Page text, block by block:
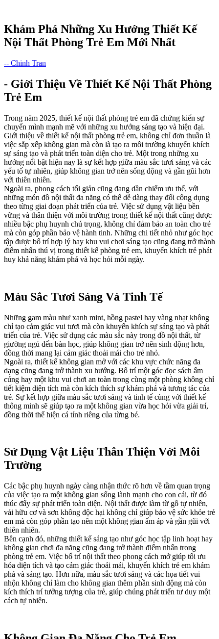
Khám Phá Những Xu Hướng Thiết Kế
Nội Thất Phòng Trẻ Em Mới Nhất
-- Chinh Tran
- Giới Thiệu Về Thiết Kế Nội Thất Phòng
Trẻ Em
Trong năm 2025, thiết kế nội thất phòng trẻ em đã chứng kiến sự
chuyển mình mạnh mẽ với những xu hướng sáng tạo và hiện đại.
Giới thiệu về thiết kế nội thất phòng trẻ em, không chỉ đơn thuần là
việc sắp xếp không gian mà còn là tạo ra môi trường khuyến khích
sự sáng tạo và phát triển toàn diện cho trẻ. Một trong những xu
hướng nổi bật hiện nay là sự kết hợp giữa màu sắc tươi sáng và các
yếu tố tự nhiên, giúp không gian trở nên sống động và gần gũi hơn
với thiên nhiên.
Ngoài ra, phong cách tối giản cũng đang dần chiếm ưu thế, với
những món đồ nội thất đa năng có thể dễ dàng thay đổi công dụng
theo từng giai đoạn phát triển của trẻ. Việc sử dụng vật liệu bền
vững và thân thiện với môi trường trong thiết kế nội thất cũng được
nhiều bậc phụ huynh chú trọng, không chỉ đảm bảo an toàn cho trẻ
mà còn góp phần bảo vệ hành tinh. Những chi tiết nhỏ như góc học
tập được bố trí hợp lý hay khu vui chơi sáng tạo cũng đang trở thành
điểm nhấn thú vị trong thiết kế phòng trẻ em, khuyến khích trẻ phát
huy khả năng khám phá và học hỏi mỗi ngày.
Màu Sắc Tươi Sáng Và Tinh Tế
Những gam màu như xanh mint, hồng pastel hay vàng nhạt không
chỉ tạo cảm giác vui tươi mà còn khuyến khích sự sáng tạo và phát
triển của trẻ. Việc sử dụng các màu sắc này trong đồ nội thất, từ
giường ngủ đến bàn học, giúp không gian trở nên sinh động hơn,
đồng thời mang lại cảm giác thoải mái cho trẻ nhỏ.
Ngoài ra, thiết kế không gian mở với các khu vực chức năng đa
dạng cũng đang trở thành xu hướng. Bố trí một góc đọc sách ấm
cúng hay một khu vui chơi an toàn trong cùng một phòng không chỉ
tiết kiệm diện tích mà còn kích thích sự khám phá và tương tác của
trẻ. Sự kết hợp giữa màu sắc tươi sáng và tinh tế cùng với thiết kế
thông minh sẽ giúp tạo ra một không gian vừa học hỏi vừa giải trí,
đồng thời thể hiện cá tính riêng của từng bé.
Sử Dụng Vật Liệu Thân Thiện Với Môi
Trường
Các bậc phụ huynh ngày càng nhận thức rõ hơn về tầm quan trọng
của việc tạo ra một không gian sống lành mạnh cho con cái, từ đó
thúc đẩy sự phát triển toàn diện. Nội thất được làm từ gỗ tự nhiên,
vải hữu cơ và sơn không độc hại không chỉ giúp bảo vệ sức khỏe trẻ
em mà còn góp phần tạo nên một không gian ấm áp và gần gũi với
thiên nhiên.
Bên cạnh đó, những thiết kế sáng tạo như góc học tập linh hoạt hay
không gian chơi đa năng cũng đang trở thành điểm nhấn trong
phòng trẻ em. Việc bố trí nội thất theo phong cách mở giúp tối ưu
hóa diện tích và tạo cảm giác thoải mái, khuyến khích trẻ em khám
phá và sáng tạo. Hơn nữa, màu sắc tươi sáng và các họa tiết vui
nhộn không chỉ làm cho không gian thêm phần sinh động mà còn
kích thích trí tưởng tượng của trẻ, giúp chúng phát triển tư duy một
cách tự nhiên.